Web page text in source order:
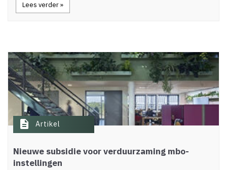
Lees verder »
description Artikel
Nieuwe subsidie voor verduurzaming mbo-
instellingen